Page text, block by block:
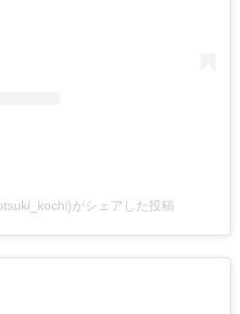
がシェアした投稿